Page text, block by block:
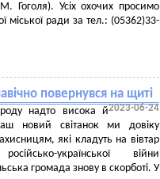
М. Гоголя). Усіх охочих просимо
міської ради за тел.: (05362)33-
повернувся на щиті
2023-06-24
надто висока й
новий світанок ми довіку
які кладуть на вівтар
української війни
громада знову в скорботі. У